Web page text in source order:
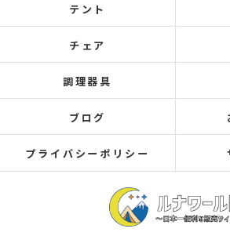
テント
チェア
調理器具
ブログ
プライバシーポリシー